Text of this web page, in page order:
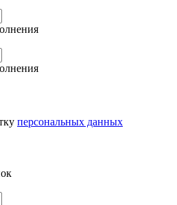
персональных данных